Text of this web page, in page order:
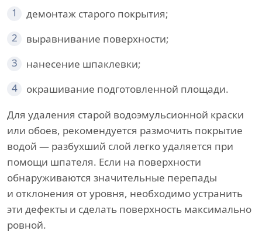
1
демонтаж старого покрытия;
2
выравнивание поверхности;
3
нанесение шпаклевки;
4
окрашивание подготовленной площади.
Для удаления старой водоэмульсионной краски
или обоев, рекомендуется размочить покрытие
водой — разбухший слой легко удаляется при
помощи шпателя. Если на поверхности
обнаруживаются значительные перепады
и отклонения от уровня, необходимо устранить
эти дефекты и сделать поверхность максимально
ровной.